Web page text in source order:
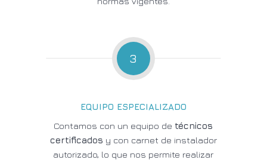
3
EQUIPO ESPECIALIZADO
Contamos con un equipo de técnicos
certificados y con carnet de instalador
autorizado, lo que nos permite realizar